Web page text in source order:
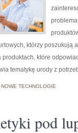
którzy poszukują
produktach, które
tematykę urody z
NOWE TECHNOLOGIE
pod